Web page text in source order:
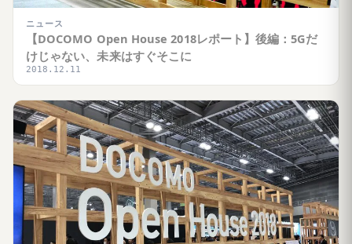
ニュース
【DOCOMO Open House 2018レポート】後編：5Gだ
けじゃない、未来はすぐそこに
2018.12.11